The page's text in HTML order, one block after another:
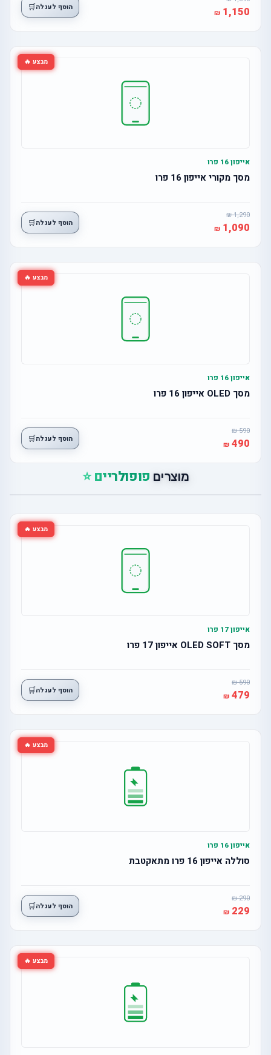
1,150 הוסף לעגלה🛒
מבצע 🔥
אייפון 16 פרו
מסך מקורי אייפון 16 פרו
1,290
1,090 הוסף לעגלה🛒
מבצע 🔥
אייפון 16 פרו
מסך OLED אייפון 16 פרו
590
490 הוסף לעגלה🛒
מוצרים פופולריים ⭐
מבצע 🔥
אייפון 17 פרו
מסך OLED SOFT אייפון 17 פרו
590
479 הוסף לעגלה🛒
מבצע 🔥
אייפון 16 פרו
סוללה אייפון 16 פרו מתאקטבת
290
229 הוסף לעגלה🛒
מבצע 🔥